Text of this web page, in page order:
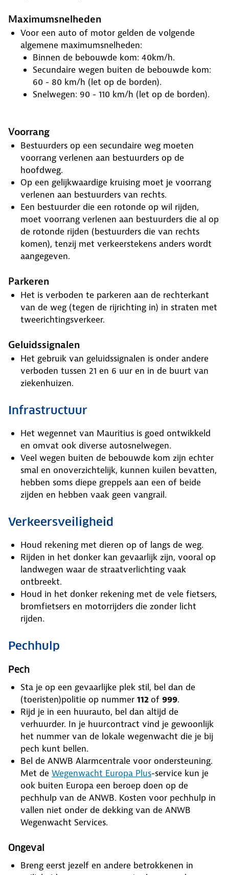
Maximumsnelheden
Voor een auto of motor gelden de volgende
algemene maximumsnelheden:
Binnen de bebouwde kom: 40km/h.
Secundaire wegen buiten de bebouwde kom:
60 - 80 km/h (let op de borden).
Snelwegen: 90 - 110 km/h (let op de borden).
Voorrang
Bestuurders op een secundaire weg moeten
voorrang verlenen aan bestuurders op de
hoofdweg.
Op een gelijkwaardige kruising moet je voorrang
verlenen aan bestuurders van rechts.
Een bestuurder die een rotonde op wil rijden,
moet voorrang verlenen aan bestuurders die al op
de rotonde rijden (bestuurders die van rechts
komen), tenzij met verkeerstekens anders wordt
aangegeven.
Parkeren
Het is verboden te parkeren aan de rechterkant
van de weg (tegen de rijrichting in) in straten met
tweerichtingsverkeer.
Geluidssignalen
Het gebruik van geluidssignalen is onder andere
verboden tussen 21 en 6 uur en in de buurt van
ziekenhuizen.
Infrastructuur
Het wegennet van Mauritius is goed ontwikkeld
en omvat ook diverse autosnelwegen.
Veel wegen buiten de bebouwde kom zijn echter
smal en onoverzichtelijk, kunnen kuilen bevatten,
hebben soms diepe greppels aan een of beide
zijden en hebben vaak geen vangrail.
Verkeersveiligheid
Houd rekening met dieren op of langs de weg.
Rijden in het donker kan gevaarlijk zijn, vooral op
landwegen waar de straatverlichting vaak
ontbreekt.
Houd in het donker rekening met de vele fietsers,
bromfietsers en motorrijders die zonder licht
rijden.
Pechhulp
Pech
Sta je op een gevaarlijke plek stil, bel dan de
(toeristen)politie op nummer 112 of 999.
Rijd je in een huurauto, bel dan altijd de
verhuurder. In je huurcontract vind je gewoonlijk
het nummer van de lokale wegenwacht die je bij
pech kunt bellen.
Bel de ANWB Alarmcentrale voor ondersteuning.
Met de Wegenwacht Europa Plus-service kun je
ook buiten Europa een beroep doen op de
pechhulp van de ANWB. Kosten voor pechhulp in
vallen niet onder de dekking van de ANWB
Wegenwacht Services.
Ongeval
Breng eerst jezelf en andere betrokkenen in